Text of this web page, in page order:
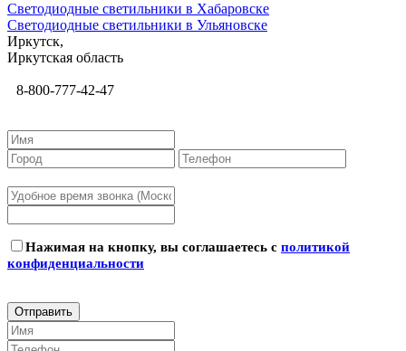
Светодиодные светильники в Хабаровске
Светодиодные светильники в Ульяновске
Иркутск,
Иркутская область
8-800-777-42-47
Нажимая на кнопку, вы соглашаетесь с политикой
конфиденциальности